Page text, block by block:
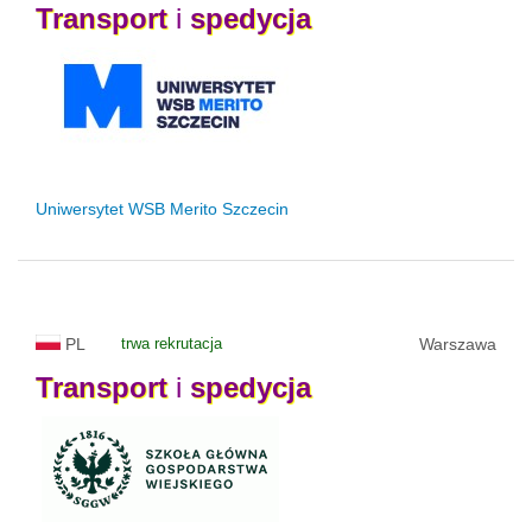
Transporti spedycja
Uniwersytet WSB Merito Szczecin
PL trwa rekrutacja Warszawa
Transporti spedycja